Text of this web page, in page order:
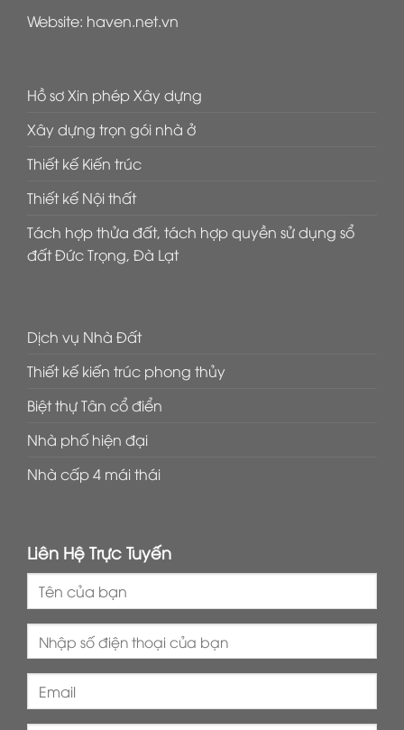
Website: haven.net.vn
Hồ sơ Xin phép Xây dựng
Xây dựng trọn gói nhà ở
Thiết kế Kiến trúc
Thiết kế Nội thất
Tách hợp thửa đất, tách hợp quyền sử dụng sổ
đất Đức Trọng, Đà Lạt
Dịch vụ Nhà Đất
Thiết kế kiến trúc phong thủy
Biệt thự Tân cổ điển
Nhà phố hiện đại
Nhà cấp 4 mái thái
Liên Hệ Trực Tuyến